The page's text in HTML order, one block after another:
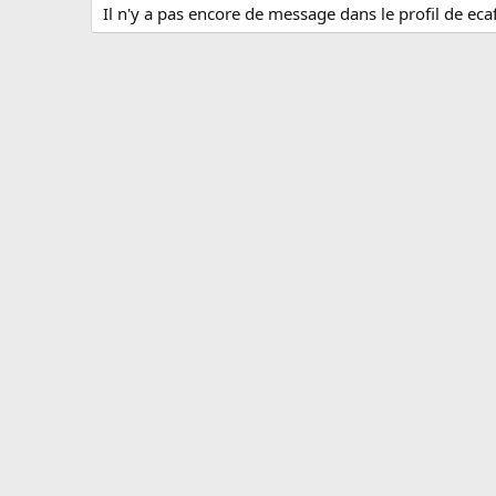
Il n'y a pas encore de message dans le profil de